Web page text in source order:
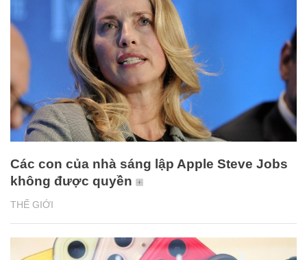
THẾ GIỚI
Các con của nhà sáng lập Apple Steve Jobs
không được quyền